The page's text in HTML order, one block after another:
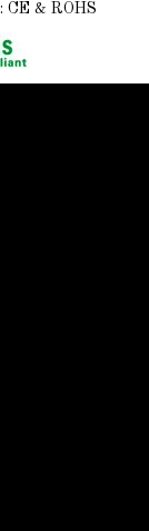
CE & ROHS